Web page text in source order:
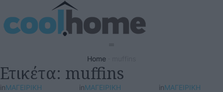
Home
Ετικέτα: muffins
inΜΑΓΕΙΡΙΚΗ inΜΑΓΕΙΡΙΚΗ inΜΑΓΕΙΡΙΚΗ